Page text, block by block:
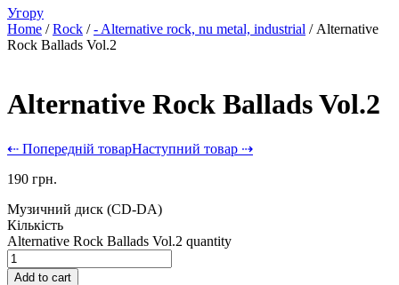
Угору
Home /Rock /- Alternative rock, nu metal, industrial / Alternative
Rock Ballads Vol.2
Alternative Rock Ballads Vol.2
⇠ Попередній товарНаступний товар ⇢
190 грн.
Музичний диск (CD-DA)
Кількість
Alternative Rock Ballads Vol.2 quantity
Add to cart